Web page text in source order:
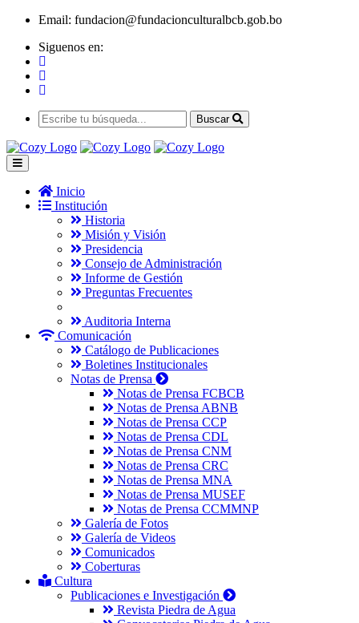
Email: fundacion@fundacionculturalbcb.gob.bo
Siguenos en:
Buscar
Inicio
Institución
Historia
Misión y Visión
Presidencia
Consejo de Administración
Informe de Gestión
Preguntas Frecuentes
Auditoria Interna
Comunicación
Catálogo de Publicaciones
Boletines Institucionales
Notas de Prensa
Notas de Prensa FCBCB
Notas de Prensa ABNB
Notas de Prensa CCP
Notas de Prensa CDL
Notas de Prensa CNM
Notas de Prensa CRC
Notas de Prensa MNA
Notas de Prensa MUSEF
Notas de Prensa CCMMNP
Galería de Fotos
Galería de Videos
Comunicados
Coberturas
Cultura
Publicaciones e Investigación
Revista Piedra de Agua